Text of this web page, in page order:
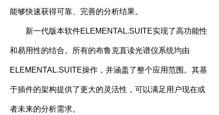
能够快速获得可靠、完善的分析结果。
新一代版本软件ELEMENTAL.SUITE实现了高功能性
和易用性的结合。所有的布鲁克直读光谱仪系统均由
ELEMENTAL.SUITE操作，并涵盖了整个应用范围。其基
于插件的架构提供了更大的灵活性，可以满足用户现在或
者未来的分析需求。